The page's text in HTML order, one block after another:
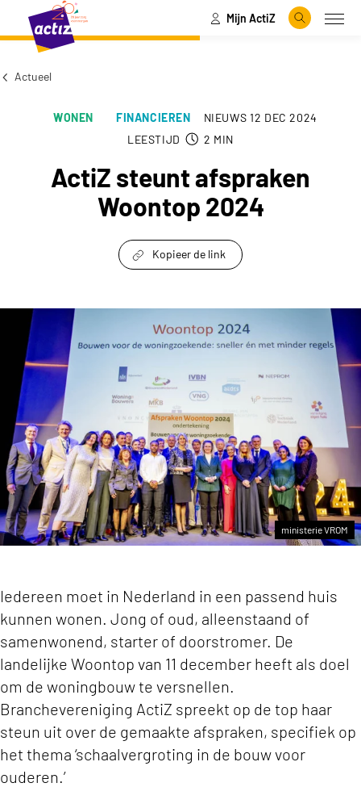
Naar hoofdinhoud
Naar menu Mijn ActiZ
Zoeken
Actueel
WONEN FINANCIEREN NIEUWS 12 DEC 2024
LEESTIJD
2 MIN
ActiZ steunt afspraken
Woontop 2024
Kopieer de link
ActiZ steunt afspraken Woontop 2024
ministerie VROM
Iedereen moet in Nederland in een passend huis
kunnen wonen. Jong of oud, alleenstaand of
samenwonend, starter of doorstromer. De
landelijke Woontop van 11 december heeft als doel
om de woningbouw te versnellen.
Branchevereniging ActiZ spreekt op de top haar
steun uit over de gemaakte afspraken, specifiek op
het thema ‘schaalvergroting in de bouw voor
ouderen.’